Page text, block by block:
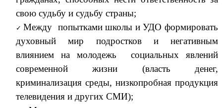
свою судьбу и судьбу страны;
Между попытками школы и УДО формировать
духовный мир подростков и негативным
влиянием на молодежь социальных явлений
современной жизни (власть денег,
криминализация среды, низкопробная продукция
телевидения и других СМИ);